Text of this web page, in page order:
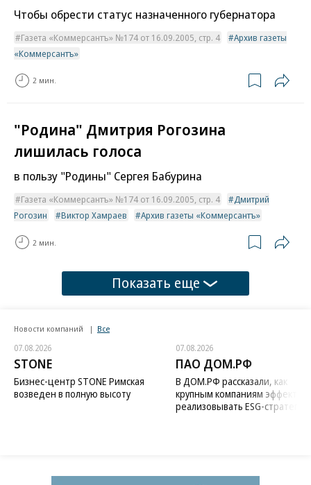
Чтобы обрести статус назначенного губернатора
Газета «Коммерсантъ» №174 от 16.09.2005, стр. 4
Архив газеты
«Коммерсантъ»
2 мин.
"Родина" Дмитрия Рогозина
лишилась голоса
в пользу "Родины" Сергея Бабурина
Газета «Коммерсантъ» №174 от 16.09.2005, стр. 4
Дмитрий
Рогозин
Виктор Хамраев Архив газеты «Коммерсантъ»
2 мин.
Показать еще
Новости компаний Все
07.08.2026
STONE
Бизнес-центр STONE Римская
возведен в полную высоту
07.08.2026
ПАО ДОМ.РФ
В ДОМ.РФ рассказали, как
крупным компаниям
реализовывать ESG-стратегию